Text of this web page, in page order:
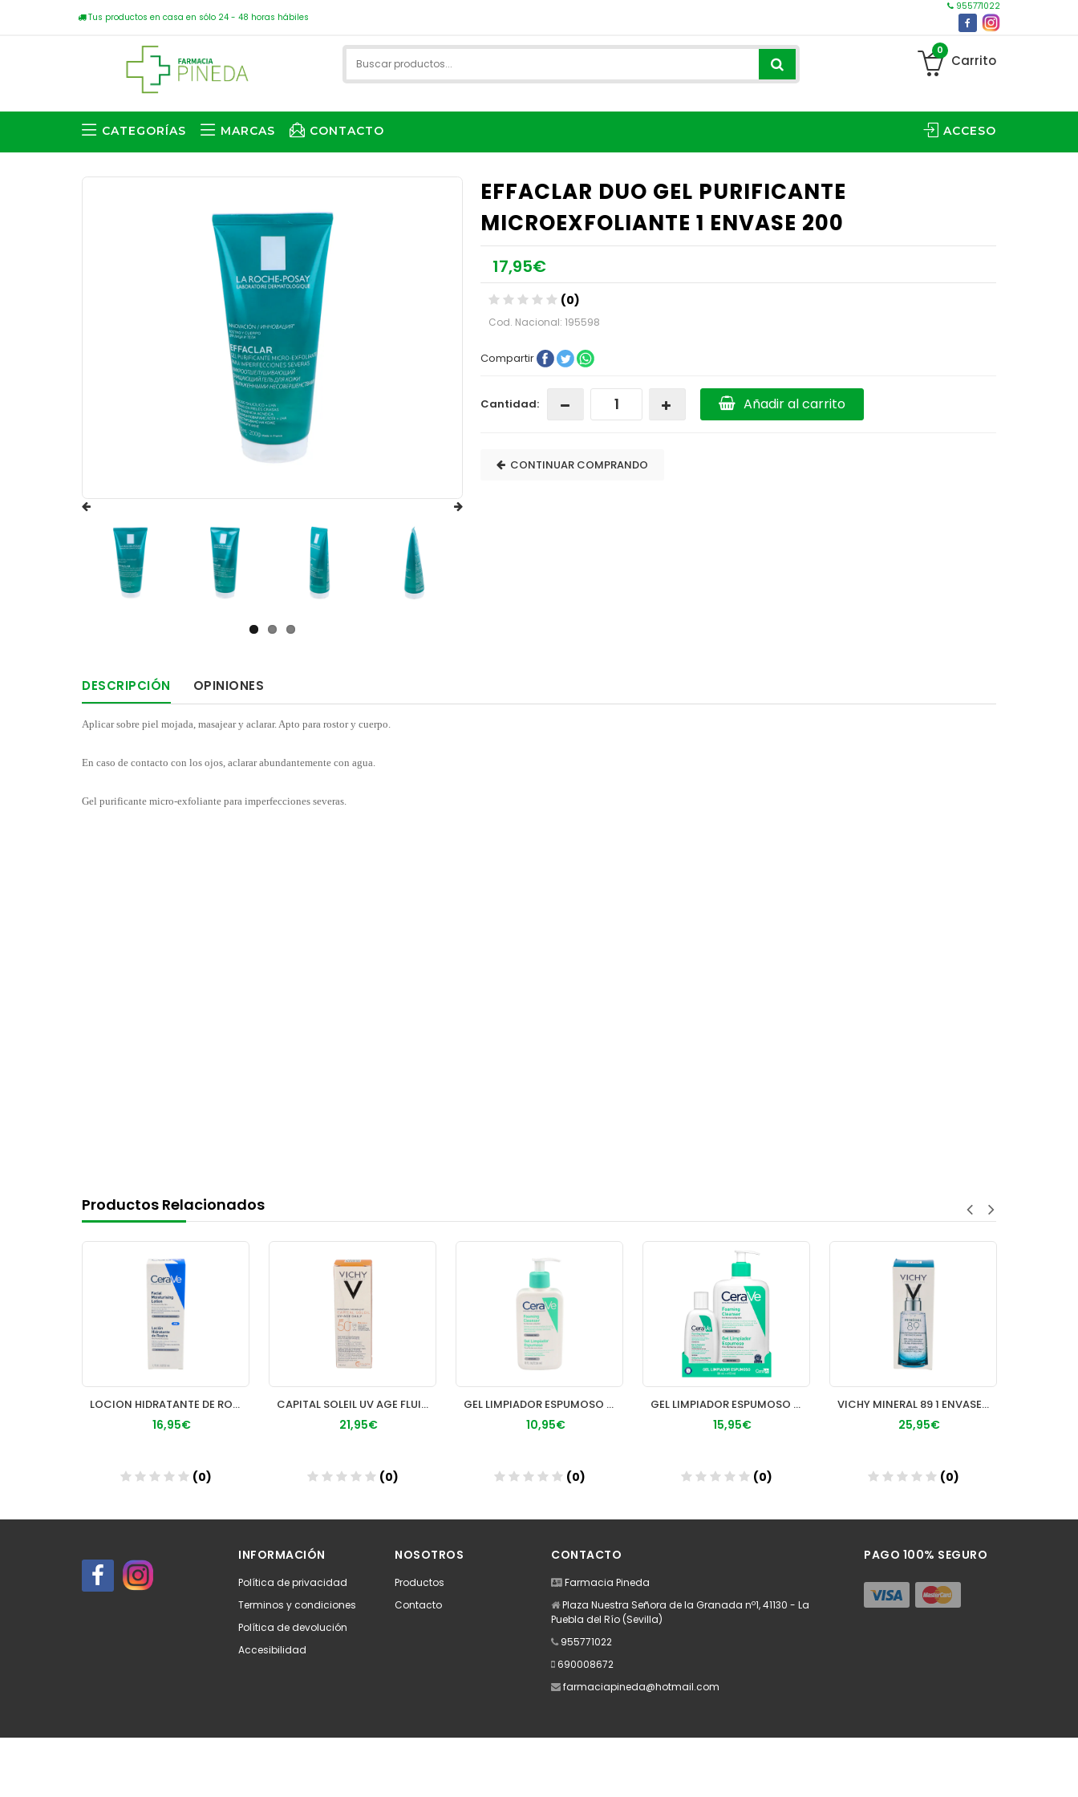
Tus productos en casa en sólo 24 - 48 horas hábiles
955771022
0
Carrito
CATEGORÍAS MARCAS CONTACTO ACCESO
EFFACLAR DUO GEL PURIFICANTE
MICROEXFOLIANTE 1 ENVASE 200
17,95€
(0)
Cod. Nacional: 195598
Compartir
Cantidad: Añadir al carrito
CONTINUAR COMPRANDO
DESCRIPCIÓN OPINIONES
Aplicar sobre piel mojada, masajear y aclarar. Apto para rostor y cuerpo.
En caso de contacto con los ojos, aclarar abundantemente con agua.
Gel purificante micro-exfoliante para imperfecciones severas.
Productos Relacionados
LOCION HIDRATANTE DE ROSTRO PIEL NORMAL CERAVE 1 ENVASE 52 M
16,95€
(0)
CAPITAL SOLEIL UV AGE FLUIDO SPF 50+ 1 FRASCO 50 ml
21,95€
(0)
GEL LIMPIADOR ESPUMOSO CERAVE 1 ENVASE 236 ML
10,95€
(0)
GEL LIMPIADOR ESPUMOSO CERAVE 1 ENVASE 473 ML
15,95€
(0)
VICHY MINERAL 89 1 ENVASE 50 ML
25,95€
(0)
INFORMACIÓN
Política de privacidad
Terminos y condiciones
Política de devolución
Accesibilidad
NOSOTROS
Productos
Contacto
CONTACTO
Farmacia Pineda
Plaza Nuestra Señora de la Granada nº1, 41130 - La
Puebla del Río (Sevilla)
955771022
690008672
farmaciapineda@hotmail.com
PAGO 100% SEGURO